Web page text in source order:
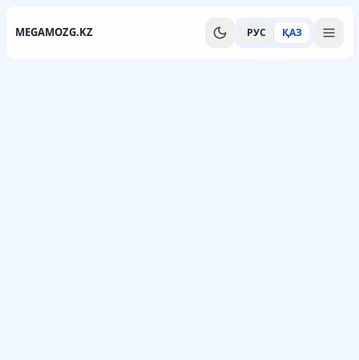
MEGAMOZG.KZ РУС ҚАЗ